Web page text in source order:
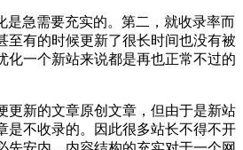
急需要充实的。第二，就收录率而
至有的时候更新了很长时间也没有被
化一个新站来说都是再也正常不过的
新的文章原创文章，但由于是新站
是不收录的。因此很多站长不得不开